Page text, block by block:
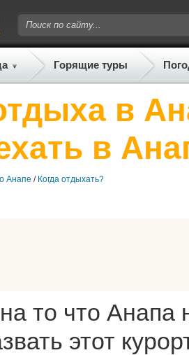
Горящие туры
в
в
Анапе / Когда отдыхать?
то что Анапа
этот